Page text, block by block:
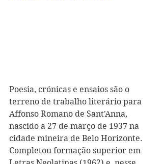
Poesia, crónicas e ensaios são o
terreno de trabalho literário para
Affonso Romano de Sant'Anna,
nascido a 27 de março de 1937 na
cidade mineira de Belo Horizonte.
Completou formação superior em